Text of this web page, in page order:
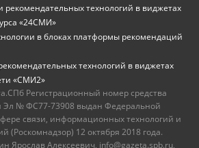
технологий в виджетах
«24СМИ»
в блоках платформы рекомендаций
технологий в виджетах
«СМИ2»
Регистрационный номер средства
№ ФС77-73908 выдан Федеральной
связи, информационных технологий и
(Роскомнадзор) 12 октября 2018 года.
Ярослав Алексеевич, info@gazeta.spb.ru,